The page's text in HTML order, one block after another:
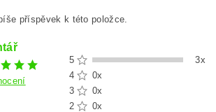
příspěvek k této položce.
5
3x
4
0x
3
0x
2
0x